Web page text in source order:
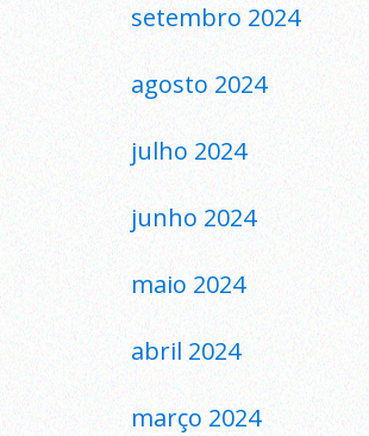
setembro 2024
agosto 2024
julho 2024
junho 2024
maio 2024
abril 2024
março 2024